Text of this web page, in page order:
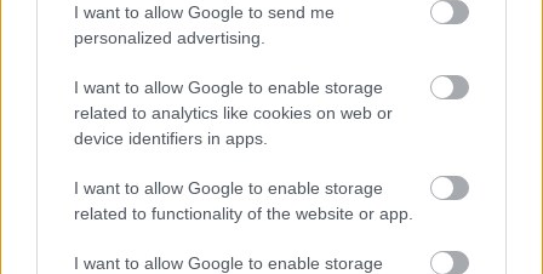
I want to allow Google to send me
personalized advertising.
I want to allow Google to enable storage
related to analytics like cookies on web or
device identifiers in apps.
I want to allow Google to enable storage
related to functionality of the website or app.
I want to allow Google to enable storage
Δυτ. Αττική: Το χρονοδιάγραμμα
αποκατάστασης μετά τη φωτιά - Στόχος η
Σταύρος Παπασταύρου